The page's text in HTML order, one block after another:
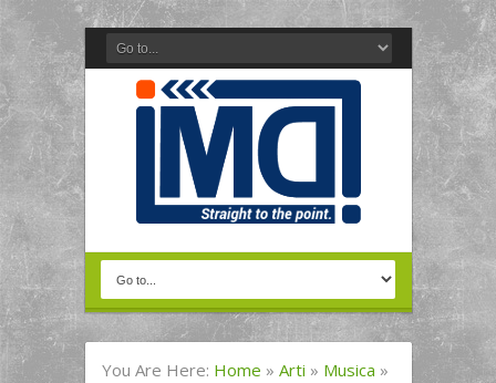
You Are Here: Home » Arti » Musica »